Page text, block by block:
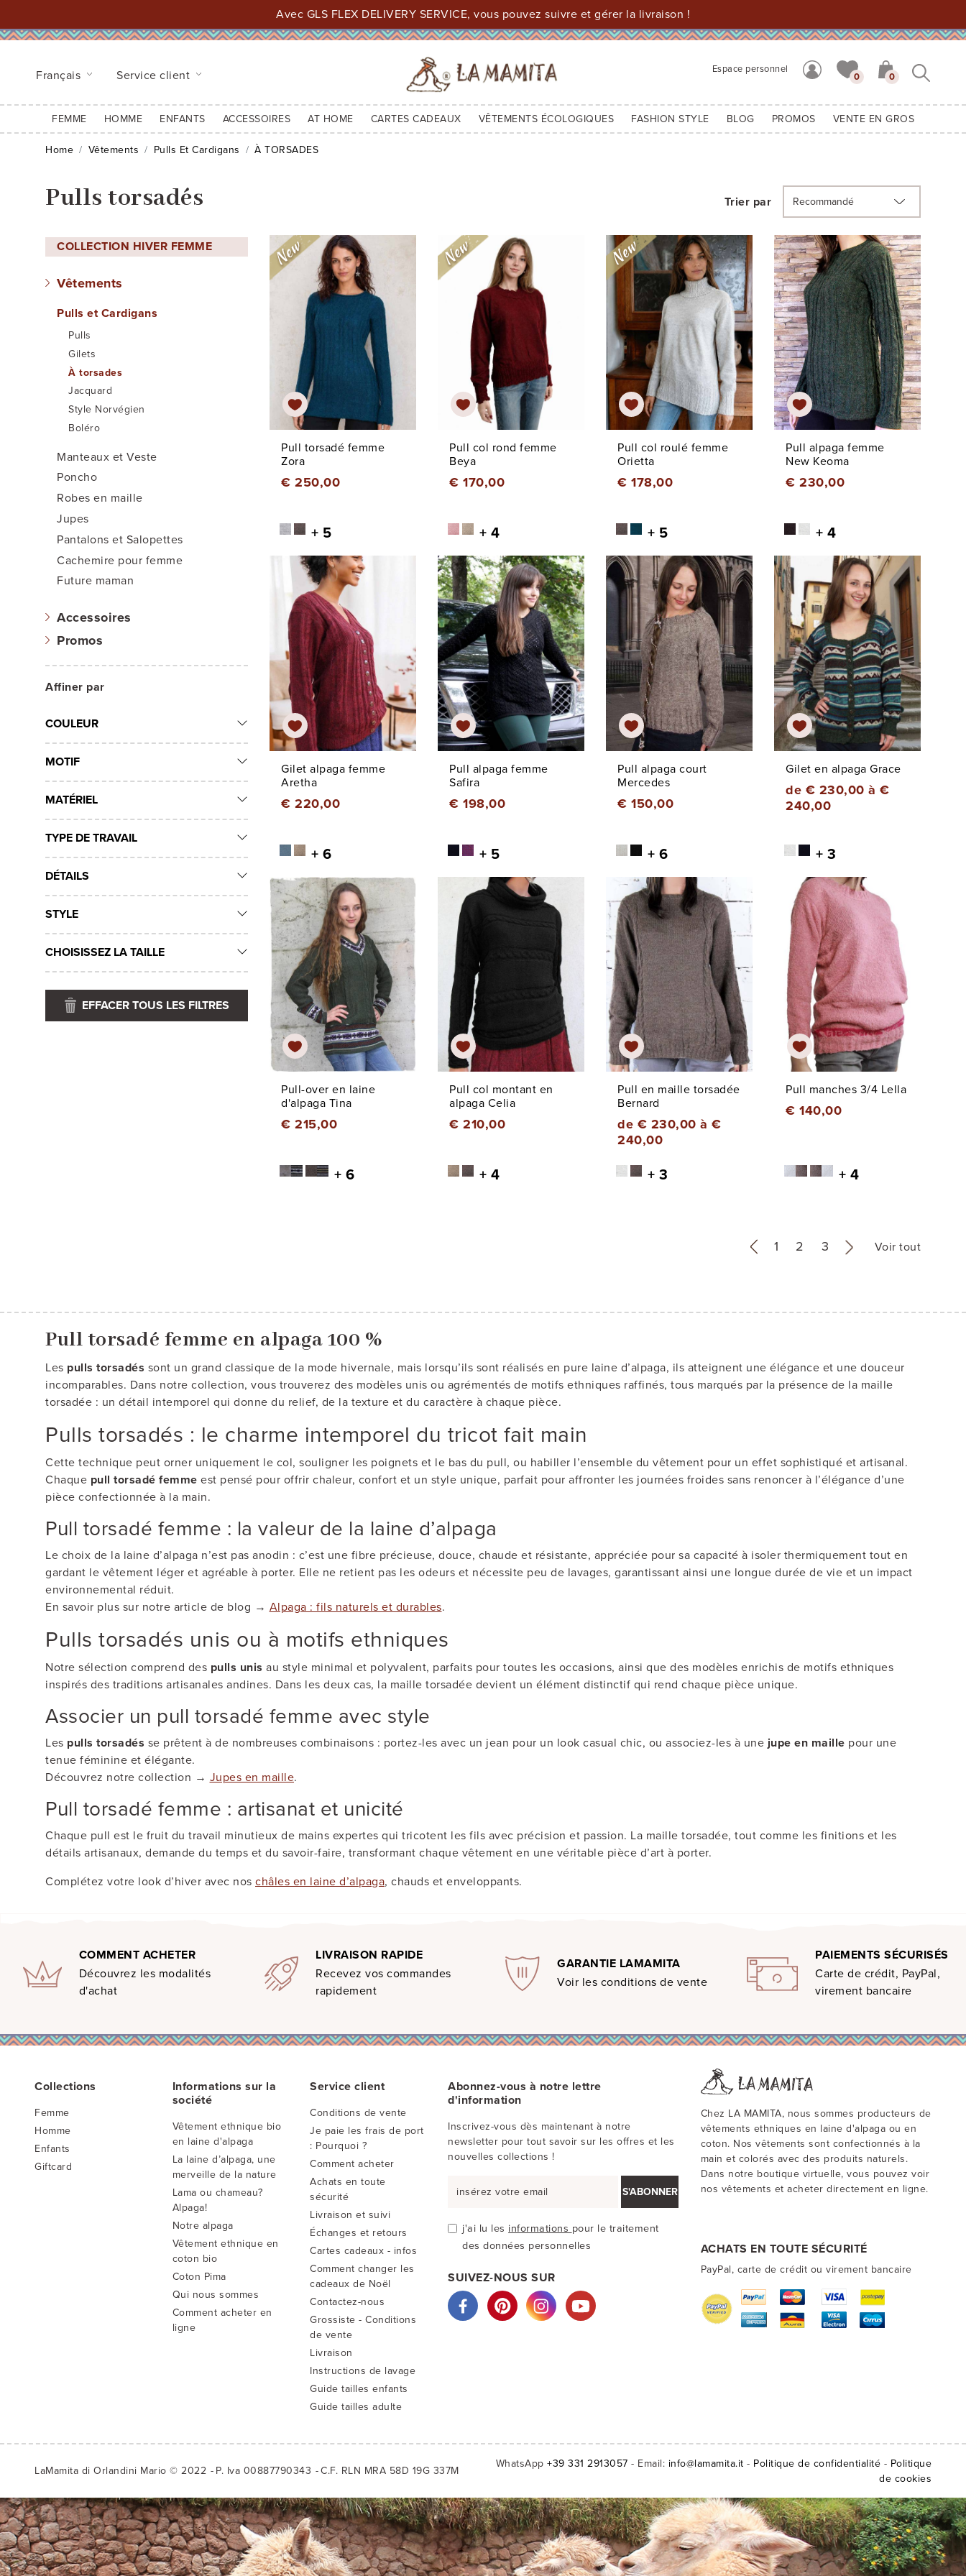
Avec GLS FLEX DELIVERY SERVICE, vous pouvez suivre et gérer la livraison !
Français Service client Espace personnel
0 0
FEMME HOMME ENFANTS ACCESSOIRES AT HOME CARTES CADEAUX VÊTEMENTS ÉCOLOGIQUES FASHION STYLE BLOG PROMOS VENTE EN GROS
Home Vêtements Pulls Et Cardigans À TORSADES
Pulls torsadés
COLLECTION HIVER FEMME
Vêtements
Pulls et Cardigans
Pulls
Gilets
À torsades
Jacquard
Style Norvégien
Boléro
Manteaux et Veste
Poncho
Robes en maille
Jupes
Pantalons et Salopettes
Cachemire pour femme
Future maman
Accessoires
Promos
Affiner par
COULEUR
MOTIF
MATÉRIEL
TYPE DE TRAVAIL
DÉTAILS
STYLE
CHOISISSEZ LA TAILLE
EFFACER TOUS LES FILTRES
Trier par
Pull torsadé femme
Zora
€ 250,00
+ 5
Pull col rond femme
Beya
€ 170,00
+ 4
Pull col roulé femme
Orietta
€ 178,00
+ 5
Pull alpaga femme
New Keoma
€ 230,00
+ 4
Gilet alpaga femme
Aretha
€ 220,00
+ 6
Pull alpaga femme
Safira
€ 198,00
+ 5
Pull alpaga court
Mercedes
€ 150,00
+ 6
Gilet en alpaga Grace
de € 230,00 à €
240,00
+ 3
Pull-over en laine
d'alpaga Tina
€ 215,00
+ 6
Pull col montant en
alpaga Celia
€ 210,00
+ 4
Pull en maille torsadée
Bernard
de € 230,00 à €
240,00
+ 3
Pull manches 3/4 Lella
€ 140,00
+ 4
« 1 2 3 » Voir tout
Pull torsadé femme en alpaga 100 %
Les pulls torsadés sont un grand classique de la mode hivernale, mais lorsqu’ils sont réalisés en pure laine d’alpaga, ils atteignent une élégance et une douceur
incomparables. Dans notre collection, vous trouverez des modèles unis ou agrémentés de motifs ethniques raffinés, tous marqués par la présence de la maille
torsadée : un détail intemporel qui donne du relief, de la texture et du caractère à chaque pièce.
Pulls torsadés : le charme intemporel du tricot fait main
Cette technique peut orner uniquement le col, souligner les poignets et le bas du pull, ou habiller l’ensemble du vêtement pour un effet sophistiqué et artisanal.
Chaque pull torsadé femme est pensé pour offrir chaleur, confort et un style unique, parfait pour affronter les journées froides sans renoncer à l’élégance d’une
pièce confectionnée à la main.
Pull torsadé femme : la valeur de la laine d’alpaga
Le choix de la laine d’alpaga n’est pas anodin : c’est une fibre précieuse, douce, chaude et résistante, appréciée pour sa capacité à isoler thermiquement tout en
gardant le vêtement léger et agréable à porter. Elle ne retient pas les odeurs et nécessite peu de lavages, garantissant ainsi une longue durée de vie et un impact
environnemental réduit.
En savoir plus sur notre article de blog → Alpaga : fils naturels et durables.
Pulls torsadés unis ou à motifs ethniques
Notre sélection comprend des pulls unis au style minimal et polyvalent, parfaits pour toutes les occasions, ainsi que des modèles enrichis de motifs ethniques
inspirés des traditions artisanales andines. Dans les deux cas, la maille torsadée devient un élément distinctif qui rend chaque pièce unique.
Associer un pull torsadé femme avec style
Les pulls torsadés se prêtent à de nombreuses combinaisons : portez-les avec un jean pour un look casual chic, ou associez-les à une jupe en maille pour une
tenue féminine et élégante.
Découvrez notre collection → Jupes en maille.
Pull torsadé femme : artisanat et unicité
Chaque pull est le fruit du travail minutieux de mains expertes qui tricotent les fils avec précision et passion. La maille torsadée, tout comme les finitions et les
détails artisanaux, demande du temps et du savoir-faire, transformant chaque vêtement en une véritable pièce d’art à porter.
Complétez votre look d’hiver avec nos châles en laine d’alpaga, chauds et enveloppants.
COMMENT ACHETER
Découvrez les modalités
d'achat
LIVRAISON RAPIDE
Recevez vos commandes
rapidement
GARANTIE LAMAMITA
Voir les conditions de vente
PAIEMENTS SÉCURISÉS
Carte de crédit, PayPal,
virement bancaire
Collections
Femme
Homme
Enfants
Giftcard
Informations sur la
société
Vêtement ethnique bio
en laine d'alpaga
La laine d’alpaga, une
merveille de la nature
Lama ou chameau?
Alpaga!
Notre alpaga
Vêtement ethnique en
coton bio
Coton Pima
Qui nous sommes
Comment acheter en
ligne
Service client
Conditions de vente
Je paie les frais de port
: Pourquoi ?
Comment acheter
Achats en toute
sécurité
Livraison et suivi
Échanges et retours
Cartes cadeaux - infos
Comment changer les
cadeaux de Noël
Contactez-nous
Grossiste - Conditions
de vente
Livraison
Instructions de lavage
Guide tailles enfants
Guide tailles adulte
Abonnez-vous à notre lettre
d'information
Inscrivez-vous dès maintenant à notre
newsletter pour tout savoir sur les offres et les
nouvelles collections !
S'ABONNER
j'ai lu les informations pour le traitement
des données personnelles
SUIVEZ-NOUS SUR
Chez LA MAMITA, nous sommes producteurs de
vêtements ethniques en laine d'alpaga ou en
coton. Nos vêtements sont confectionnés à la
main et colorés avec des produits naturels.
Dans notre boutique virtuelle, vous pouvez voir
nos vêtements et acheter directement en ligne.
ACHATS EN TOUTE SÉCURITÉ
PayPal, carte de crédit ou virement bancaire
LaMamita di Orlandini Mario © 2022 P. Iva 00887790343 C.F. RLN MRA 58D 19G 337M
WhatsApp +39 331 2913057 - Email: info@lamamita.it - Politique de confidentialité - Politique
de cookies